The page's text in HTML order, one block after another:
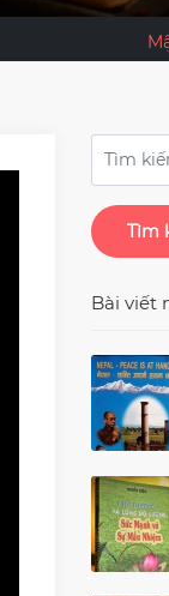
Tìm
Bài viết